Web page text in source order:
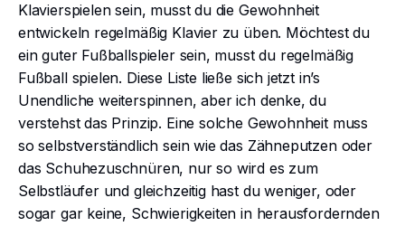
Klavierspielen sein, musst du die Gewohnheit
entwickeln regelmäßig Klavier zu üben. Möchtest du
ein guter Fußballspieler sein, musst du regelmäßig
Fußball spielen. Diese Liste ließe sich jetzt in’s
Unendliche weiterspinnen, aber ich denke, du
verstehst das Prinzip. Eine solche Gewohnheit muss
so selbstverständlich sein wie das Zähneputzen oder
das Schuhezuschnüren, nur so wird es zum
Selbstläufer und gleichzeitig hast du weniger, oder
sogar gar keine, Schwierigkeiten in herausfordernden